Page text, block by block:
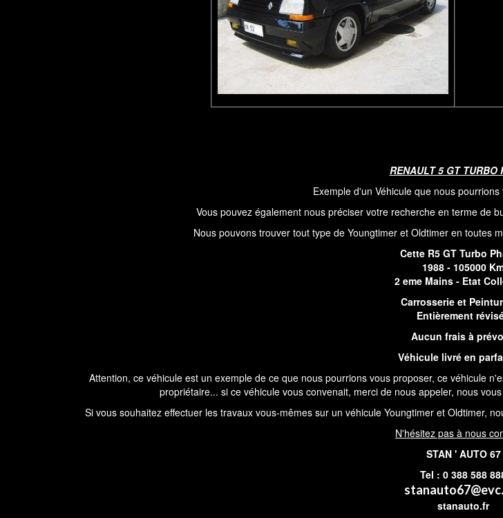
RENAULT 5 GT TURBO
Exemple d'un Véhicule que nous
Vous pouvez également nous préciser votre recherche en terme de
Nous pouvons trouver tout type de Youngtimer et Oldtimer en toutes
Cette R5 GT Turbo
1988 - 105000
2 eme Mains - Etat
Carrosserie et
Entièrement
Aucun frais à
Véhicule livré en
Attention, ce véhicule est un exemple de ce que nous pourrions vous proposer, ce véhicule
propriétaire... si ce véhicule vous convenait, merci de nous appeler, nous
Si vous souhaitez effectuer les travaux vous-mêmes sur un véhicule Youngtimer et Oldtimer,
N'hésitez pas à nous
STAN ' AUTO 67
Tel : 0 388 588
stanauto.fr